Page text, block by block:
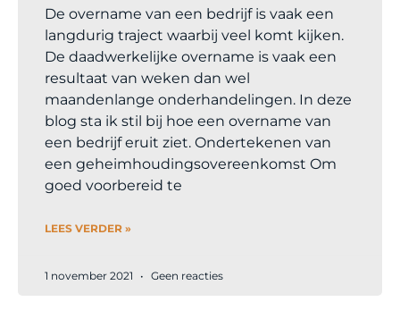
De overname van een bedrijf is vaak een
langdurig traject waarbij veel komt kijken.
De daadwerkelijke overname is vaak een
resultaat van weken dan wel
maandenlange onderhandelingen. In deze
blog sta ik stil bij hoe een overname van
een bedrijf eruit ziet. Ondertekenen van
een geheimhoudingsovereenkomst Om
goed voorbereid te
LEES VERDER »
1 november 2021 Geen reacties